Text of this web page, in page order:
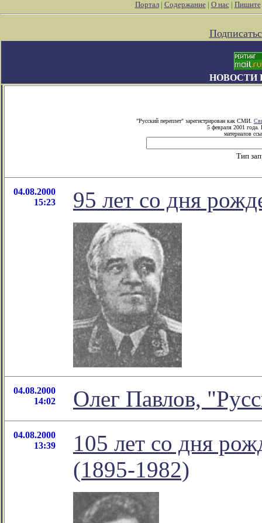
Портал| Содержание| О нас| Пишите
НОВОСТИ
"Русский переплет" зарегистрирован как СМИ.
5 февраля 2001 года.
материалов
Тип
04.08.2000
15:23
95 лет со дня
04.08.2000
14:02
Олег Павлов,
04.08.2000
13:39
105 лет со дня
(1895-1982)